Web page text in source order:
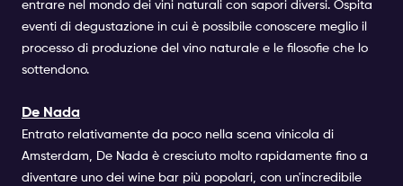
entrare nel mondo dei vini naturali con sapori diversi. Ospita
eventi di degustazione in cui è possibile conoscere meglio il
processo di produzione del vino naturale e le filosofie che lo
sottendono.
De Nada
Entrato relativamente da poco nella scena vinicola di
Amsterdam, De Nada è cresciuto molto rapidamente fino a
diventare uno dei wine bar più popolari, con un'incredibile